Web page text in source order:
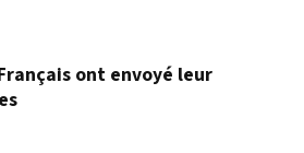
ont envoyé leur